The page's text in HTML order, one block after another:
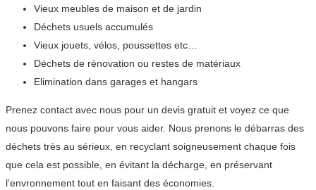
Vieux meubles de maison et de jardin
Déchets usuels accumulés
Vieux jouets, vélos, poussettes etc…
Déchets de rénovation ou restes de matériaux
Elimination dans garages et hangars
Prenez contact avec nous pour un devis gratuit et voyez ce que
nous pouvons faire pour vous aider. Nous prenons le débarras des
déchets très au sérieux, en recyclant soigneusement chaque fois
que cela est possible, en évitant la décharge, en préservant
l’envronnement tout en faisant des économies.